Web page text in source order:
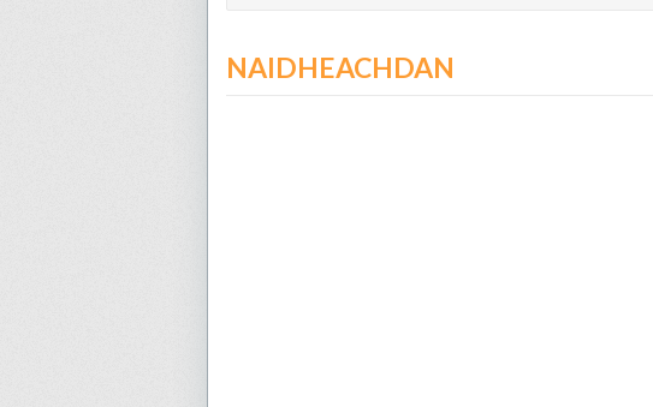
NAIDHEACHDAN